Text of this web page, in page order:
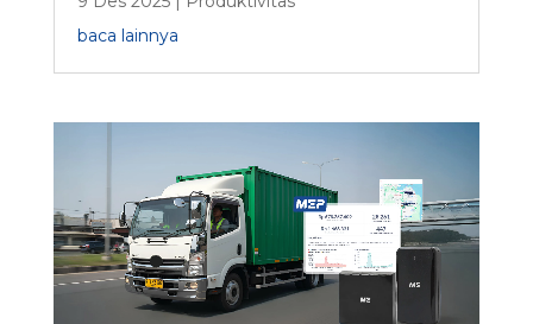
baca lainnya